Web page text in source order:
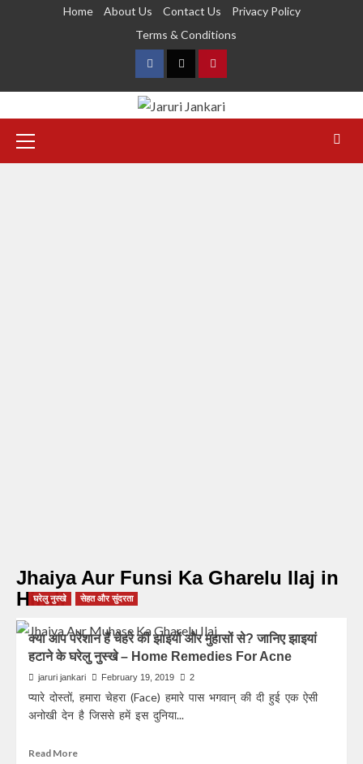
Home About Us Contact Us
Privacy Policy
Terms & Conditions
Jhaiya Aur Funsi Ka Gharelu Ilaj in
Hindi
घरेलु नुस्खे सेहत और सुंदरता
क्या आप परेशान हैं चेहरे की झाइयों और मुहासों से? जानिए झाइयां
हटाने के घरेलु नुस्खे – Home Remedies For Acne
jaruri jankari February 19, 2019 2
प्यारे दोस्तों, हमारा चेहरा (Face) हमारे पास भगवान् की दी हुई एक ऐसी
अनोखी देन है जिससे हमें इस दुनिया...
Read More